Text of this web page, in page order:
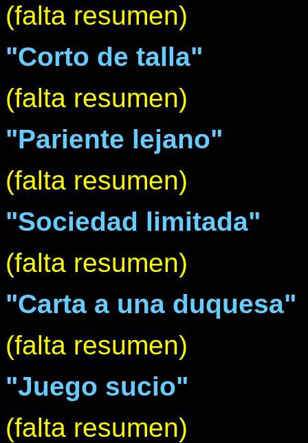
(falta resumen)
"Corto de talla"
(falta resumen)
"Pariente lejano"
(falta resumen)
"Sociedad limitada"
(falta resumen)
"Carta a una duquesa"
(falta resumen)
"Juego sucio"
(falta resumen)